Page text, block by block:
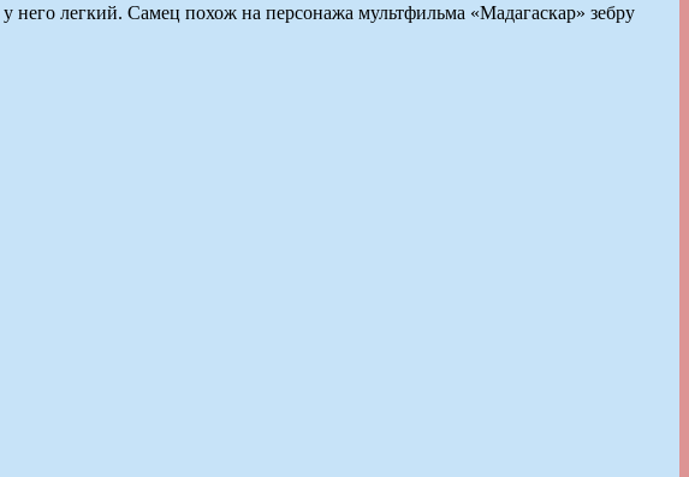
него легкий. Самец похож на персонажа мультфильма «Мадагаскар» зебру